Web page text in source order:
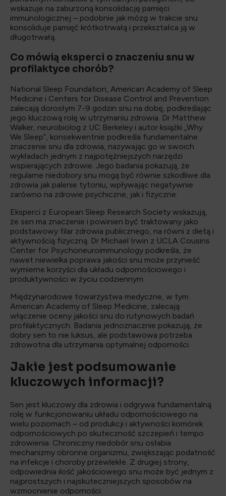
wskazuje na zaburzoną konsolidację pamięci
immunologicznej – podobnie jak mózg w trakcie snu
konsoliduje pamięć krótkotrwałą i przekształca ją w
długotrwałą.
Co mówią eksperci o znaczeniu snu w
profilaktyce chorób?
National Sleep Foundation, American Academy of Sleep
Medicine i Centers for Disease Control and Prevention
zalecają dorosłym 7-9 godzin snu na dobę, podkreślając
jego kluczową rolę w utrzymaniu zdrowia. Dr Matthew
Walker, neurobiolog z UC Berkeley i autor książki „Why
We Sleep”, konsekwentnie podkreśla fundamentalne
znaczenie snu dla zdrowia, nazywając go w swoich
wykładach jednym z najpotężniejszych narzędzi
wspierających zdrowie. Jego badania pokazują, że
regularne niedobory snu mogą być równie szkodliwe dla
zdrowia jak palenie tytoniu, wpływając negatywnie
zarówno na zdrowie psychiczne, jak i fizyczne.
Eksperci z European Sleep Research Society wskazują,
że sen ma znaczenie i powinien być traktowany jako
podstawowy filar zdrowia publicznego, na równi z dietą i
aktywnością fizyczną. Dr Michael Irwin z UCLA Cousins
Center for Psychoneuroimmunology podkreśla, że
nawet niewielka poprawa jakości snu może przynieść
wymierne korzyści dla układu odpornościowego i
produktywności w życiu codziennym.
Międzynarodowe towarzystwa medyczne, w tym
American Academy of Sleep Medicine, zalecają
włączenie oceny jakości snu do rutynowych badań
profilaktycznych. Badania jednoznacznie pokazują, że
dobry sen to nie luksus, ale podstawowa potrzeba
zdrowotna dla utrzymania optymalnej odporności.
Jakie jest podsumowanie
kluczowych informacji?
Sen jest kluczowy dla zdrowia i odgrywa fundamentalną
rolę w funkcjonowaniu układu odpornościowego na
wielu poziomach – od produkcji i aktywności komórek
odpornościowych po skuteczność szczepień i tempo
zdrowienia. Chroniczny niedobór snu osłabia
mechanizmy obronne organizmu, zwiększając podatność
na infekcje i choroby przewlekłe. Z drugiej strony,
odpowiednia ilość jakościowego snu może być jednym z
najprostszych i najskuteczniejszych sposobów na
wzmocnienie odporności.